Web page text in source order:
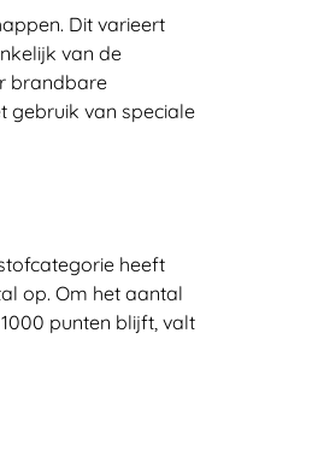
Dit varieert
van de
brandbare
gebruik van speciale
heeft
op. Om het aantal
punten blijft, valt